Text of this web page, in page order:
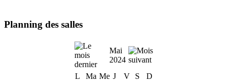
Planning des salles
Mai
2024
L
Ma Me J V S
D